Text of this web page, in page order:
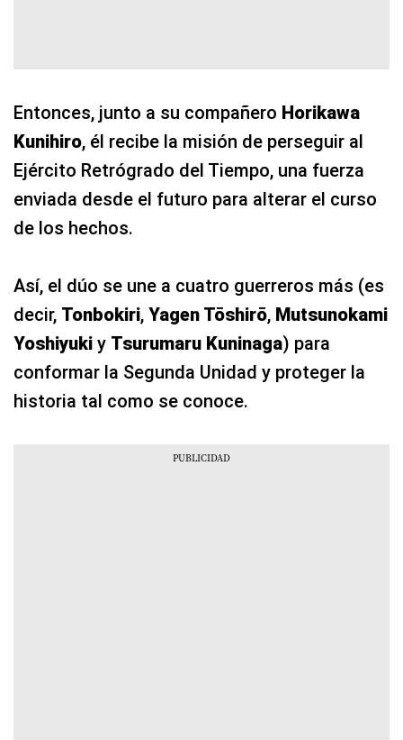
Entonces, junto a su compañero Horikawa
Kunihiro, él recibe la misión de perseguir al
Ejército Retrógrado del Tiempo, una fuerza
enviada desde el futuro para alterar el curso
de los hechos.
Así, el dúo se une a cuatro guerreros más (es
decir, Tonbokiri, Yagen Tōshirō, Mutsunokami
Yoshiyuki y Tsurumaru Kuninaga) para
conformar la Segunda Unidad y proteger la
historia tal como se conoce.